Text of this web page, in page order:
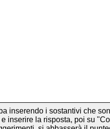
inserendo i sostantivi che
inserire la risposta, poi su